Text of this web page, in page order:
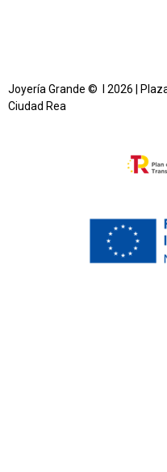
Joyería Grande © l 2026 |
Ciudad Rea